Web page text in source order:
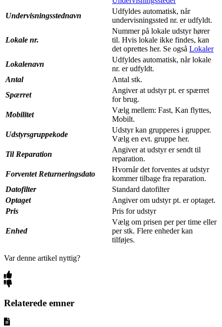
Undervisningsstednavn
Udfyldes automatisk, når
undervisningssted nr. er udfyldt.
Lokale nr.
Nummer på lokale udstyr hører
til. Hvis lokale ikke findes, kan
det oprettes her. Se også Lokaler‍
Lokalenavn
Udfyldes automatisk, når lokale
nr. er udfyldt.
Antal
Antal stk.
Spærret
Angiver at udstyr pt. er spærret
for brug.
Mobilitet
Vælg mellem: Fast, Kan flyttes,
Mobilt.
Udstyrsgruppekode
Udstyr kan grupperes i grupper.
Vælg en evt. gruppe her.
Til Reparation
Angiver at udstyr er sendt til
reparation.
Forventet Returneringsdato
Hvornår det forventes at udstyr
kommer tilbage fra reparation.
Datofilter
Standard datofilter
Optaget
Angiver om udstyr pt. er optaget.
Pris
Pris for udstyr
Enhed
Vælg om prisen per per time eller
per stk. Flere enheder kan
tilføjes.
Var denne artikel nyttig?
Relaterede emner